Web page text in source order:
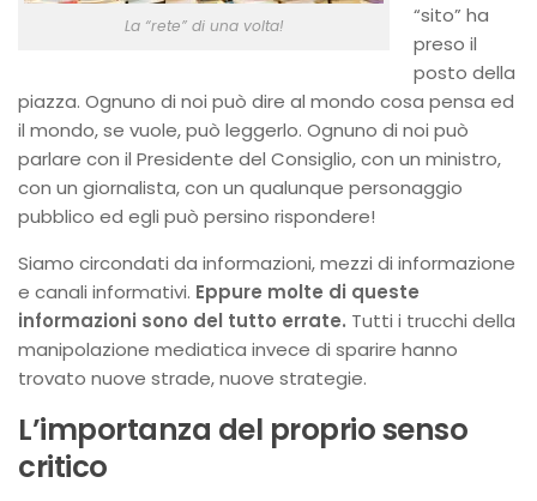
La “rete” di una volta!
“sito” ha
preso il
posto della
piazza. Ognuno di noi può dire al mondo cosa pensa ed
il mondo, se vuole, può leggerlo. Ognuno di noi può
parlare con il Presidente del Consiglio, con un ministro,
con un giornalista, con un qualunque personaggio
pubblico ed egli può persino rispondere!
Siamo circondati da informazioni, mezzi di informazione
e canali informativi. Eppure molte di queste
informazioni sono del tutto errate. Tutti i trucchi della
manipolazione mediatica invece di sparire hanno
trovato nuove strade, nuove strategie.
L’importanza del proprio senso
critico